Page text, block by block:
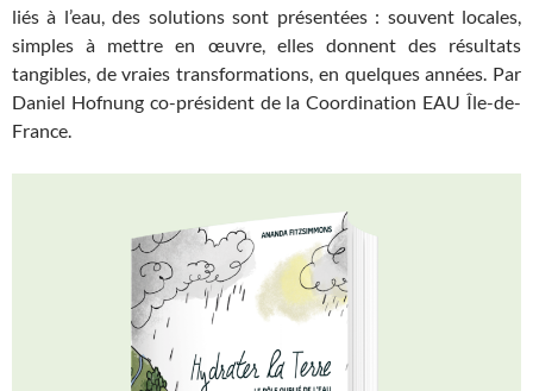
liés à l’eau, des solutions sont présentées : souvent locales,
simples à mettre en œuvre, elles donnent des résultats
tangibles, de vraies transformations, en quelques années. Par
Daniel Hofnung co-président de la Coordination EAU Île-de-
France.